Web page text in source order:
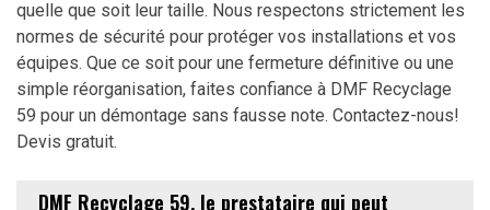
quelle que soit leur taille. Nous respectons strictement les
normes de sécurité pour protéger vos installations et vos
équipes. Que ce soit pour une fermeture définitive ou une
simple réorganisation, faites confiance à DMF Recyclage
59 pour un démontage sans fausse note. Contactez-nous!
Devis gratuit.
DMF Recyclage 59, le prestataire qui peut